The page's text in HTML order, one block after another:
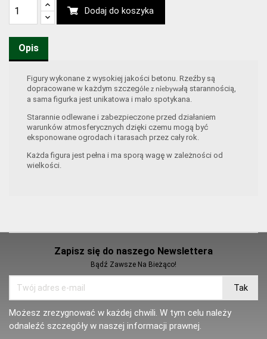
Dodaj do koszyka
Opis
Figury wykonane z wysokiej jakości betonu. Rzeźby są
dopracowane w każdym szczególe z niebywałą starannością,
a sama figurka jest unikatowa i mało spotykana.
Starannie odlewane i zabezpieczone przed działaniem
warunków atmosferycznych dzięki czemu mogą być
eksponowane ogrodach i tarasach przez cały rok.
Każda figura jest pełna i ma sporą wagę w zależności od
wielkości.
Zapisz się do naszego Newslettera
Bądź Zawsze Na Bieżąco!
Możesz zrezygnować w każdej chwili. W tym celu należy
odnaleźć szczegóły w naszej informacji prawnej.